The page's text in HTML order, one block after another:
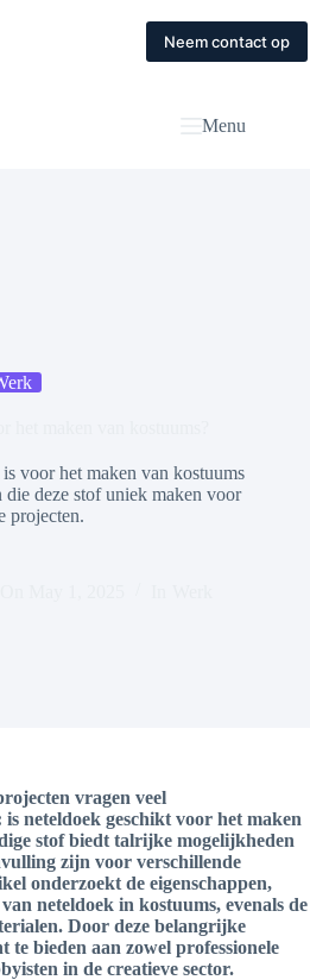
Contact
Neem contact op
Menu
voor het maken van kostuums
die deze stof uniek maken voor
projecten.
vragen veel
neteldoek geschikt voor het maken
stof biedt talrijke mogelijkheden
zijn voor verschillende
onderzoekt de eigenschappen,
neteldoek in kostuums, evenals de
Door deze belangrijke
bieden aan zowel professionele
in de creatieve sector.